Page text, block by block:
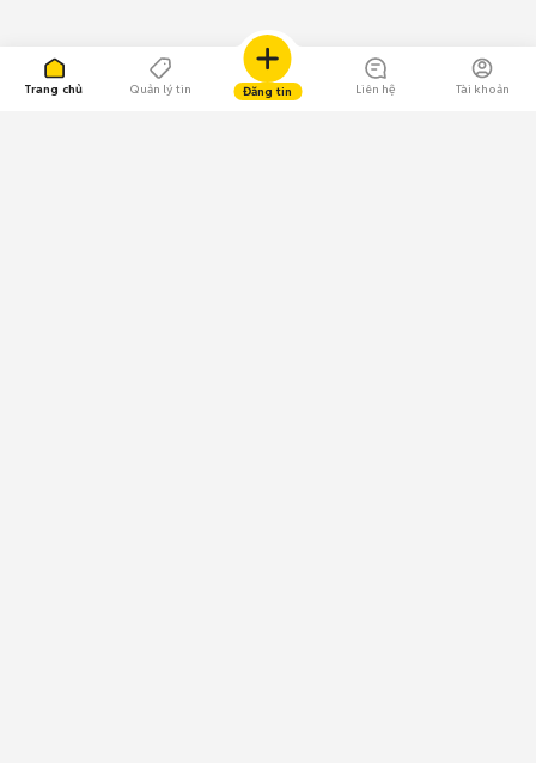
Trang chủ Quản lý tin Đăng tin Liên hệ Tài khoản